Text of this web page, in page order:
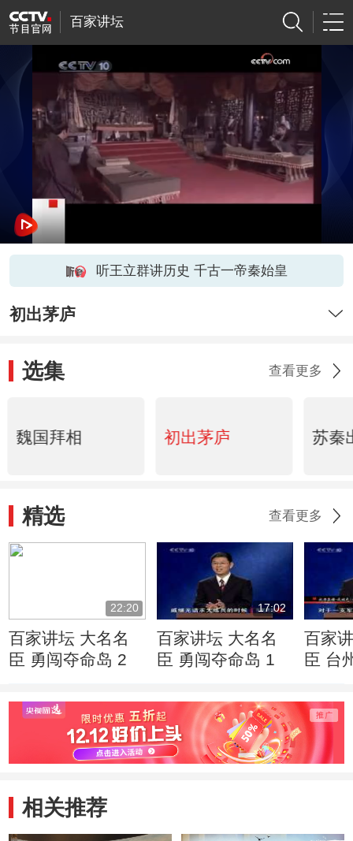
百家讲坛
听王立群讲历史 千古一帝秦始皇
初出茅庐
选集 查看更多
魏国拜相 初出茅庐 苏秦
精选 查看更多
22:20
百家讲坛 大名名
臣 勇闯夺命岛 2
17:02
百家讲坛 大名名
臣 勇闯夺命岛 1
百家
臣 台
相关推荐